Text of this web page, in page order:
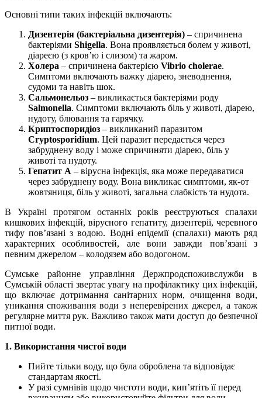
Основні типи таких інфекцій включають:
Дизентерія (бактеріальна дизентерія) – спричинена
бактеріями Shigella. Вона проявляється болем у животі,
діареєю (з кров’ю і слизом) та жаром.
Холера – спричинена бактерією Vibrio cholerae.
Симптоми включають важку діарею, зневоднення,
судоми та навіть шок.
Сальмонельоз – викликається бактеріями роду
Salmonella. Симптоми включають біль у животі, діарею,
нудоту, блювання та гарячку.
Криптоспоридіоз – викликаний паразитом
Cryptosporidium. Цей паразит передається через
забруднену воду і може спричиняти діарею, біль у
животі та нудоту.
Гепатит A – вірусна інфекція, яка може передаватися
через забруднену воду. Вона викликає симптоми, як-от
жовтяниця, біль у животі, загальна слабкість та нудота.
В Україні протягом останніх років реєструються спалахи
кишкових інфекцій, вірусного гепатиту, дизентерії, черевного
тифу пов’язані з водою. Водні епідемії (спалахи) мають ряд
характерних особливостей, але вони завжди пов’язані з
певним джерелом – колодязем або водогоном.
Сумське районне управління Держпродспоживслужби в
Сумській області звертає увагу на профілактику цих інфекцій,
що включає дотримання санітарних норм, очищення води,
уникання споживання води з неперевірених джерел, а також
регулярне миття рук. Важливо також мати доступ до безпечної
питної води.
1. Використання чистої води
Пийте тільки воду, що була оброблена та відповідає
стандартам якості.
У разі сумнівів щодо чистоти води, кип’ятіть її перед